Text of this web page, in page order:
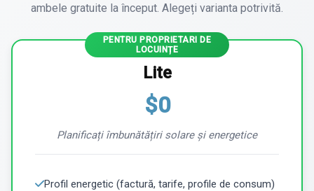
ambele gratuite la început. Alegeți varianta potrivită.
PENTRU PROPRIETARI DE
LOCUINȚE
Lite
$0
Planificați îmbunătățiri solare și energetice
Profil energetic (factură, tarife, profile de consum)